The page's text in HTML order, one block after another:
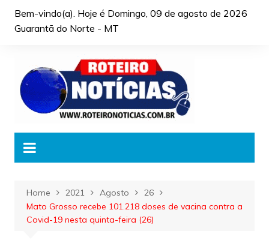
Bem-vindo(a). Hoje é Domingo, 09 de agosto de 2026
Guarantã do Norte - MT
Home 2021 Agosto
26
Mato Grosso recebe 101.218 doses de vacina contra a
Covid-19 nesta quinta-feira (26)